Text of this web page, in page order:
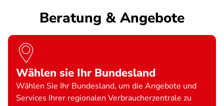
Beratung & Angebote
Wählen sie Ihr Bundesland
Wählen Sie Ihr Bundesland, um die Angebote und
Services Ihrer regionalen Verbraucherzentrale zu